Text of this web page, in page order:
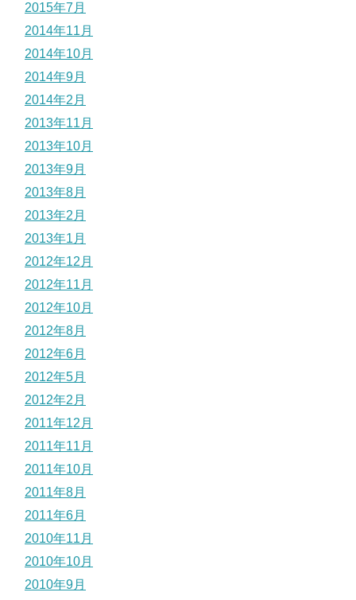
2015年7月
2014年11月
2014年10月
2014年9月
2014年2月
2013年11月
2013年10月
2013年9月
2013年8月
2013年2月
2013年1月
2012年12月
2012年11月
2012年10月
2012年8月
2012年6月
2012年5月
2012年2月
2011年12月
2011年11月
2011年10月
2011年8月
2011年6月
2010年11月
2010年10月
2010年9月